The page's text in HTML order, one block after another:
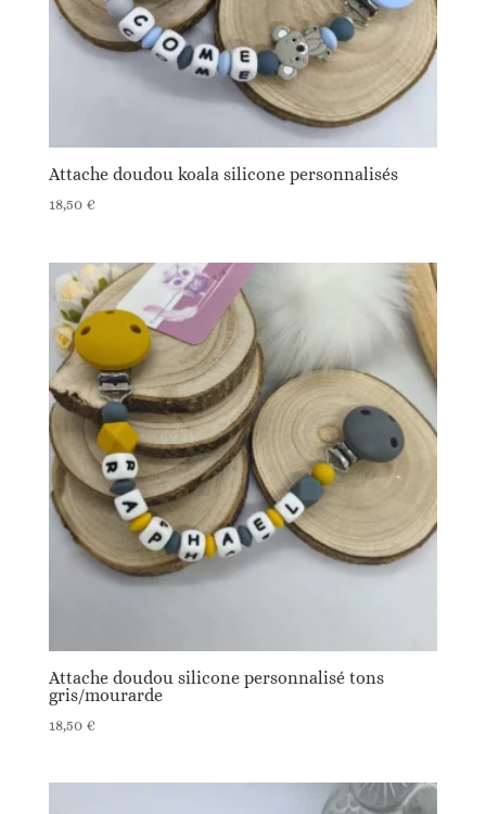
Attache doudou koala silicone personnalisés
18,50 €
Attache doudou silicone personnalisé tons
gris/mourarde
18,50 €